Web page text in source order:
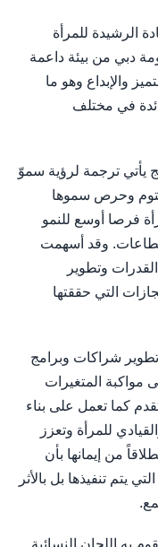
الرشيدة للمرأة
دبي من بيئة داعمة
والإبداع وهو ما
في مختلف
يأتي ترجمة لرؤية سموّ
وحرص سموها
فرصا أوسع للنمو
وقد أسهمت
وتطوير
التي حققتها
شراكات وبرامج
مواكبة المتغيرات
كما تعمل على بناء
للمرأة وتعزز
من إيمانها بأن
يتم تنفيذها بل بالأثر